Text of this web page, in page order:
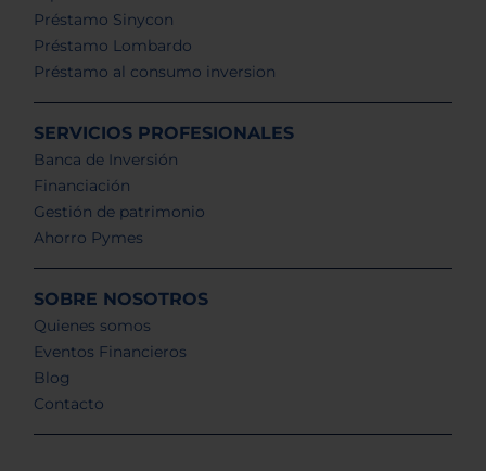
Préstamo Sinycon
Préstamo Lombardo
Préstamo al consumo inversion
SERVICIOS PROFESIONALES
Banca de Inversión
Financiación
Gestión de patrimonio
Ahorro Pymes
SOBRE NOSOTROS
Quienes somos
Eventos Financieros
Blog
Contacto